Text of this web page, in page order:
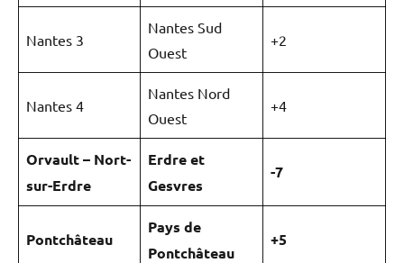
Nantes 3
Nantes Sud
Ouest
+2
Nantes 4
Nantes Nord
Ouest
+4
Orvault – Nort-
sur-Erdre
Erdre et
Gesvres
-7
Pontchâteau
Pays de
Pontchâteau
+5